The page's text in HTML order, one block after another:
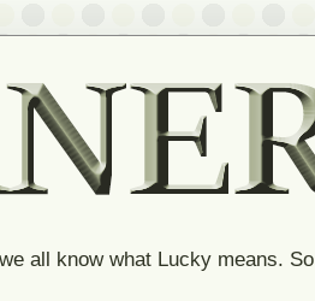
all know what Lucky means. So